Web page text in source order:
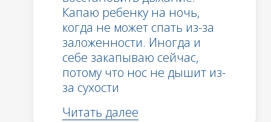
Капаю ребенку на ночь,
когда не может спать из-за
заложенности. Иногда и
себе закапываю сейчас,
потому что нос не дышит из-
за сухости
Читать далее